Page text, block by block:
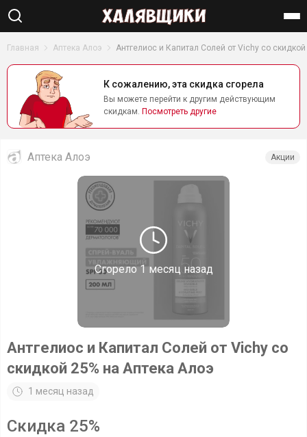
Найти
Главная Аптека Алоэ Антгелиос и Капитал Солей от Vichy со скидкой
К сожалению, эта скидка сгорела
Вы можете перейти к другим действующим
скидкам. Посмотреть другие
Сгорело1 месяц назад
Аптека Алоэ Акции
Антгелиос и Капитал Солей от Vichy со
скидкой 25% на Аптека Алоэ
1 месяц назад
Скидка 25%